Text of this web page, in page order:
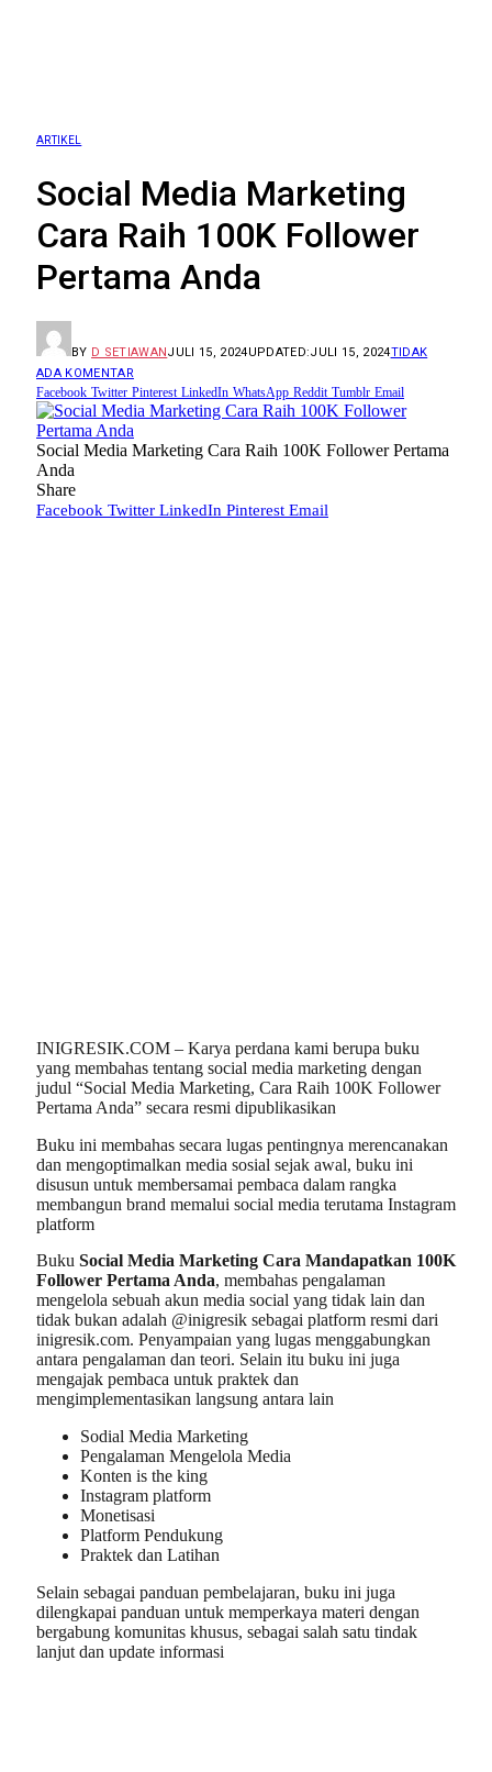
ARTIKEL
Social Media Marketing
Cara Raih 100K Follower
Pertama Anda
BY D SETIAWAN JULI 15, 2024UPDATED:JULI 15, 2024TIDAK
ADA KOMENTAR
Facebook Twitter Pinterest LinkedIn WhatsApp Reddit Tumblr Email
Social Media Marketing Cara Raih 100K Follower Pertama
Anda
Share
Facebook Twitter LinkedIn Pinterest Email
INIGRESIK.COM – Karya perdana kami berupa buku
yang membahas tentang social media marketing dengan
judul “Social Media Marketing, Cara Raih 100K Follower
Pertama Anda” secara resmi dipublikasikan
Buku ini membahas secara lugas pentingnya merencanakan
dan mengoptimalkan media sosial sejak awal, buku ini
disusun untuk membersamai pembaca dalam rangka
membangun brand memalui social media terutama Instagram
platform
Buku Social Media Marketing Cara Mandapatkan 100K
Follower Pertama Anda, membahas pengalaman
mengelola sebuah akun media social yang tidak lain dan
tidak bukan adalah @inigresik sebagai platform resmi dari
inigresik.com. Penyampaian yang lugas menggabungkan
antara pengalaman dan teori. Selain itu buku ini juga
mengajak pembaca untuk praktek dan
mengimplementasikan langsung antara lain
Sodial Media Marketing
Pengalaman Mengelola Media
Konten is the king
Instagram platform
Monetisasi
Platform Pendukung
Praktek dan Latihan
Selain sebagai panduan pembelajaran, buku ini juga
dilengkapai panduan untuk memperkaya materi dengan
bergabung komunitas khusus, sebagai salah satu tindak
lanjut dan update informasi